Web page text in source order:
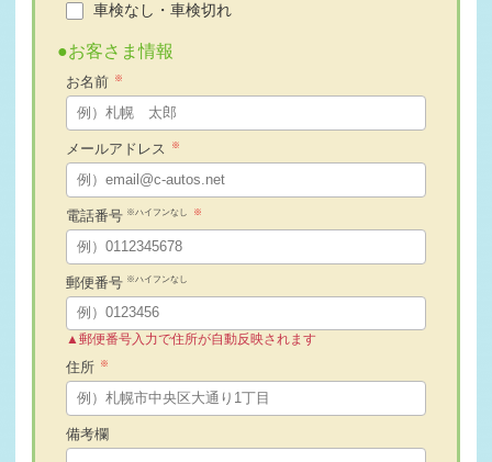
2026-06-08
札幌市R社様 トヨタ ハイエースバン査定・買取 ご成約誠
にありがとうご …
2026-06-06
毎週木曜日は定休日となります
2026-06-06
新ひだか町I様 マツダ アテンザワゴン査定・買取 ご成約
誠にありがとう …
2026-06-05
札幌市S社様 トヨタ レジアスエースバン査定・買取 ご成
約誠にありがと …
2026-06-03
石狩市A様 スズキ ジムニー査定・買取 ご成約誠にありが
とうございまし …
2026-06-02
厚真町O社様 トヨタ プロボックス査定・買取 ご成約誠に
ありがとうござ …
2026-06-01
苫小牧市K様 三菱 デリカD:5査定・買取 ご成約誠にあり
がとうござい …
車検なし・車検切れ
●お客さま情報
お名前 ※
メールアドレス ※
電話番号 ※ハイフンなし ※
郵便番号 ※ハイフンなし
▲郵便番号入力で住所が自動反映されます
住所 ※
備考欄